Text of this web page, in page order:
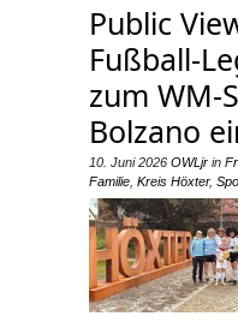
Public
Fußball-
zum WM-
Bolzano
10. Juni 2026 OWLjr in
Familie Kreis Höxter,